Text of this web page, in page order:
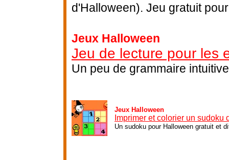
d'Halloween). Jeu gratuit
Jeux Halloween
Jeu de lecture pour les
Un peu de grammaire
Jeux Halloween
Imprimer et colorier un sudoku
Un sudoku pour Halloween gratuit et